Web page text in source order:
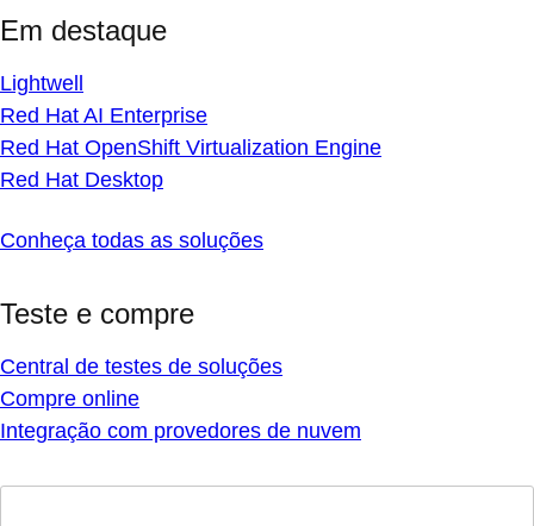
Em destaque
Lightwell
Red Hat AI Enterprise
Red Hat OpenShift Virtualization Engine
Red Hat Desktop
Conheça todas as soluções
Teste e compre
Central de testes de soluções
Compre online
Integração com provedores de nuvem